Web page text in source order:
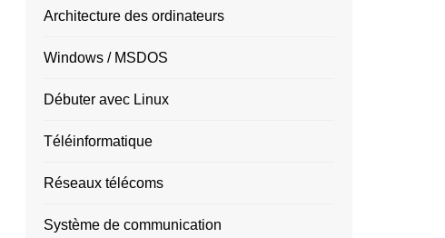
Architecture des ordinateurs
Windows / MSDOS
Débuter avec Linux
Téléinformatique
Réseaux télécoms
Système de communication